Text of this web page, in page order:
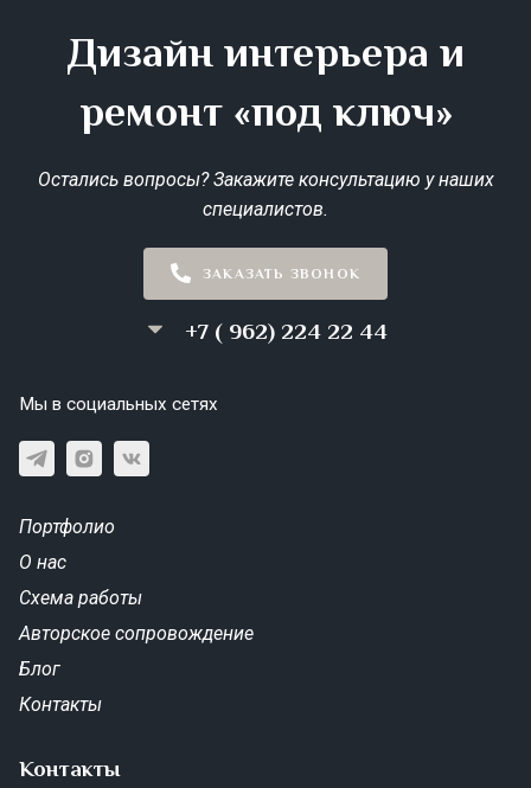
Дизайн интерьера и
ремонт «под ключ»
Остались вопросы? Закажите консультацию у наших
специалистов.
ЗАКАЗАТЬ ЗВОНОК
+7 ( 962) 224 22 44
Мы в социальных сетях
Портфолио
О нас
Схема работы
Авторское сопровождение
Блог
Контакты
Контакты